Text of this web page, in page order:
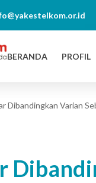
BERANDA PROFIL
Dibandingkan Varian